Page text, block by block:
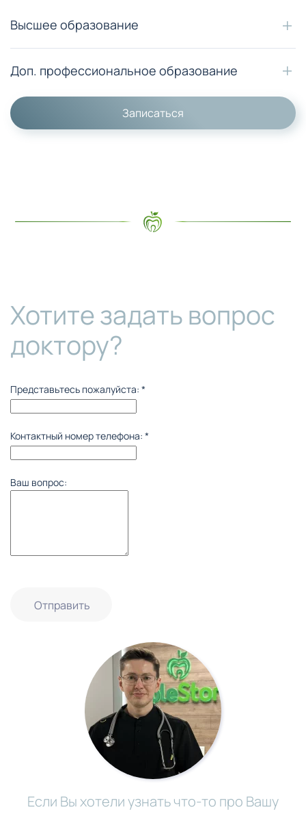
Высшее образование
Доп. профессиональное образование
Записаться
Хотите задать вопрос
доктору?
Представьтесь пожалуйста: *
Контактный номер телефона: *
Ваш вопрос:
Отправить
Если Вы хотели узнать что-то про Вашу